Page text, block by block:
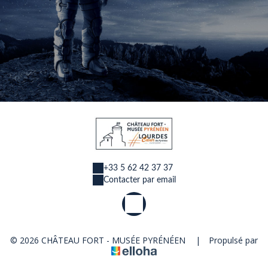
+33 5 62 42 37 37
Contacter par email
© 2026 CHÂTEAU FORT - MUSÉE PYRÉNÉEN | Propulsé par